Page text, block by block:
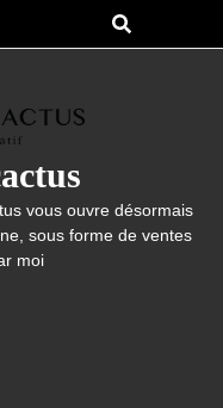
vous ouvre désormais
sous forme de ventes
moi